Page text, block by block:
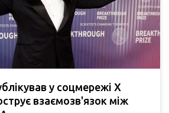
у соцмережі Х
взаємозв'язок між